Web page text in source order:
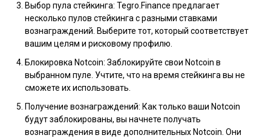
Выбор пула стейкинга: Tegro.Finance предлагает
несколько пулов стейкинга с разными ставками
вознаграждений. Выберите тот, который соответствует
вашим целям и рисковому профилю.
Блокировка Notcoin: Заблокируйте свои Notcoin в
выбранном пуле. Учтите, что на время стейкинга вы не
сможете их использовать.
Получение вознаграждений: Как только ваши Notcoin
будут заблокированы, вы начнете получать
вознаграждения в виде дополнительных Notcoin. Они